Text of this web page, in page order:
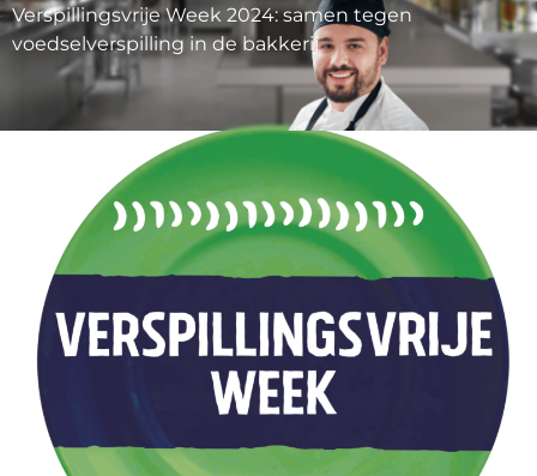
Verspillingsvrije Week 2024: samen tegen
voedselverspilling in de bakkerij